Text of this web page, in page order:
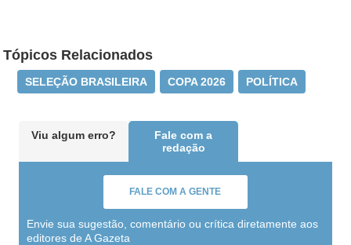
Tópicos Relacionados
SELEÇÃO BRASILEIRA COPA 2026 POLÍTICA
Viu algum erro?
Fale com a
redação
FALE COM A GENTE
Envie sua sugestão, comentário ou crítica diretamente aos
editores de A Gazeta